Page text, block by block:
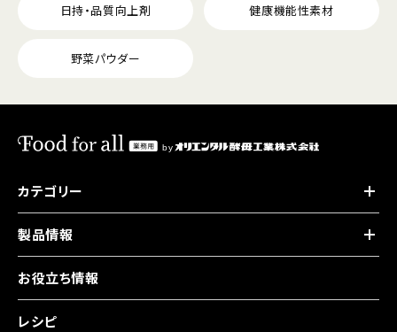
日持・品質向上剤 健康機能性素材
野菜パウダー
カテゴリー
製品情報
お役立ち情報
レシピ